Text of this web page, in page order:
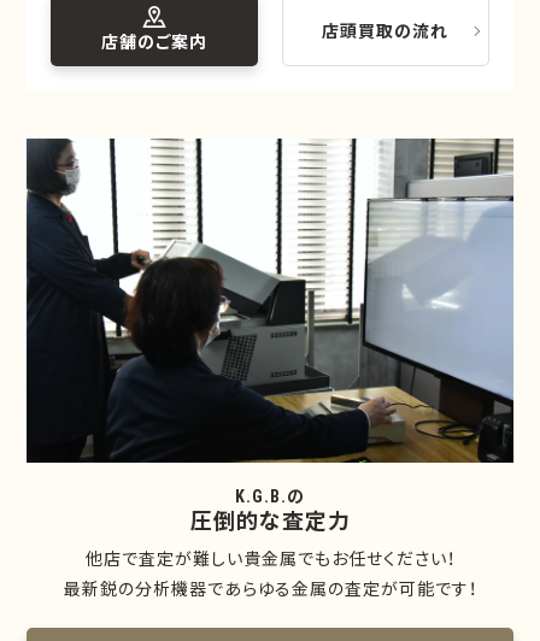
店舗のご案内 店頭買取の流れ
K.G.B.の
圧倒的な査定力
他店で査定が難しい貴金属でもお任せください！
最新鋭の分析機器であらゆる金属の査定が可能です！